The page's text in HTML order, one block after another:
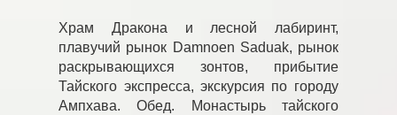
Храм Дракона и лесной лабиринт,
плавучий рынок Damnoen Saduak, рынок
раскрывающихся зонтов, прибытие
Тайского экспресса, экскурсия по городу
Ампхава. Обед. Монастырь тайского